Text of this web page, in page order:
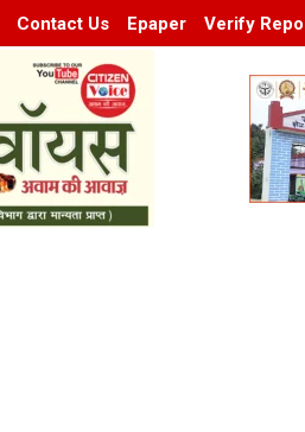
Contact Us Epaper Verify